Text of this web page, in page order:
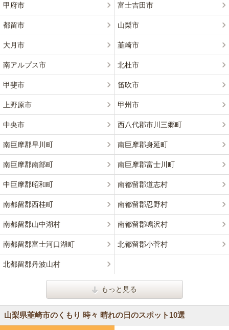
甲府市 富士吉田市
都留市 山梨市
大月市 韮崎市
南アルプス市 北杜市
甲斐市 笛吹市
上野原市 甲州市
中央市 西八代郡市川三郷町
南巨摩郡早川町 南巨摩郡身延町
南巨摩郡南部町 南巨摩郡富士川町
中巨摩郡昭和町 南都留郡道志村
南都留郡西桂町 南都留郡忍野村
南都留郡山中湖村 南都留郡鳴沢村
南都留郡富士河口湖町 北都留郡小菅村
北都留郡丹波山村
もっと見る
山梨県韮崎市のくもり 時々 晴れの日のスポット10選